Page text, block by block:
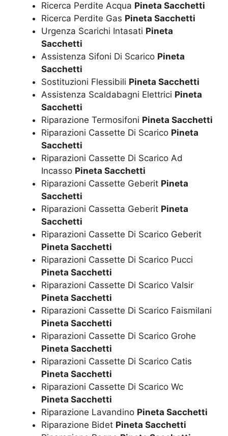
Ricerca Perdite Acqua Pineta Sacchetti
Ricerca Perdite Gas Pineta Sacchetti
Urgenza Scarichi Intasati Pineta
Sacchetti
Assistenza Sifoni Di Scarico Pineta
Sacchetti
Sostituzioni Flessibili Pineta Sacchetti
Assistenza Scaldabagni Elettrici Pineta
Sacchetti
Riparazione Termosifoni Pineta Sacchetti
Riparazioni Cassette Di Scarico Pineta
Sacchetti
Riparazioni Cassette Di Scarico Ad
Incasso Pineta Sacchetti
Riparazioni Cassette Geberit Pineta
Sacchetti
Riparazioni Cassetta Geberit Pineta
Sacchetti
Riparazioni Cassette Di Scarico Geberit
Pineta Sacchetti
Riparazioni Cassette Di Scarico Pucci
Pineta Sacchetti
Riparazioni Cassette Di Scarico Valsir
Pineta Sacchetti
Riparazioni Cassette Di Scarico Faismilani
Pineta Sacchetti
Riparazioni Cassette Di Scarico Grohe
Pineta Sacchetti
Riparazioni Cassette Di Scarico Catis
Pineta Sacchetti
Riparazioni Cassette Di Scarico Wc
Pineta Sacchetti
Riparazione Lavandino Pineta Sacchetti
Riparazione Bidet Pineta Sacchetti